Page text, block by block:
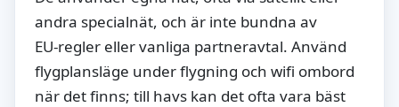
andra specialnät, och är inte bundna av
EU‑regler eller vanliga partneravtal. Använd
flygplansläge under flygning och wifi ombord
när det finns; till havs kan det ofta vara bäst